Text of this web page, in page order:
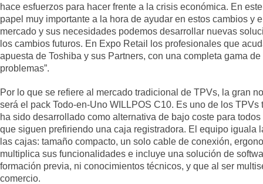
hace esfuerzos para hacer frente a la crisis económica. En
papel muy importante a la hora de ayudar en estos cambios y
mercado y sus necesidades podemos desarrollar nuevas
los cambios futuros. En Expo Retail los profesionales que
apuesta de Toshiba y sus Partners, con una completa gama
problemas”.
Por lo que se refiere al mercado tradicional de TPVs, la gran
será el pack Todo-en-Uno WILLPOS C10. Es uno de los
ha sido desarrollado como alternativa de bajo coste para
que siguen prefiriendo una caja registradora. El equipo iguala
las cajas: tamaño compacto, un solo cable de conexión,
multiplica sus funcionalidades e incluye una solución de
formación previa, ni conocimientos técnicos, y que al ser
comercio.